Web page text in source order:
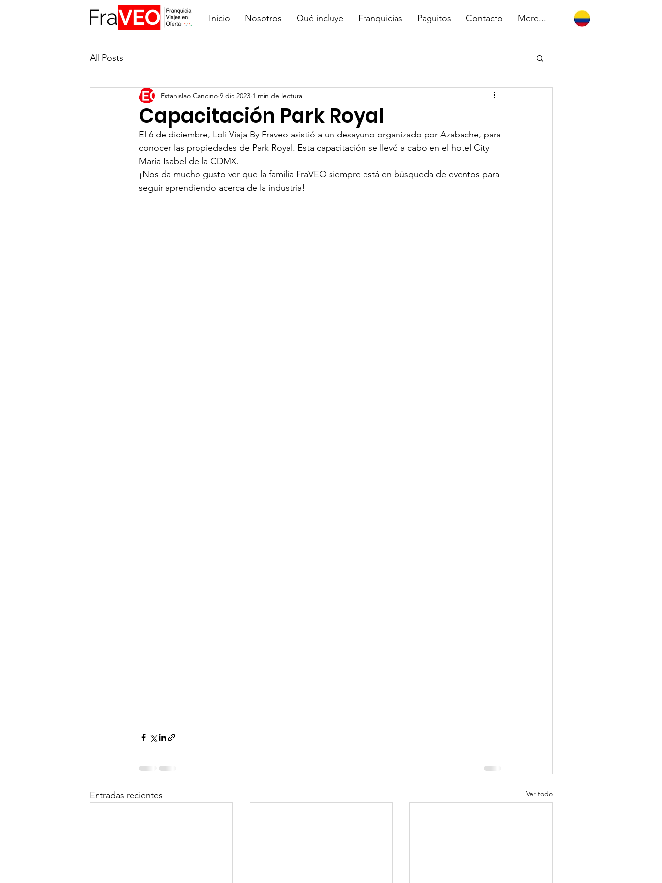
Inicio Nosotros Qué incluye Franquicias Paguitos Contacto More...
All Posts
Capacitación Park Royal
Estanislao Cancino 9 dic 2023 1 min de lectura
El 6 de diciembre, Loli Viaja By Fraveo asistió a un desayuno organizado por Azabache, para
conocer las propiedades de Park Royal. Esta capacitación se llevó a cabo en el hotel City
María Isabel de la CDMX.
¡Nos da mucho gusto ver que la familia FraVEO siempre está en búsqueda de eventos para
seguir aprendiendo acerca de la industria!
Entradas recientes Ver todo